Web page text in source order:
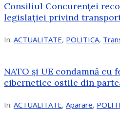
Consiliul Concurenței
legislației privind
In: ACTUALITATE, POLITICA,
NATO și UE condamnă
cibernetice ostile din
In: ACTUALITATE, Aparare,